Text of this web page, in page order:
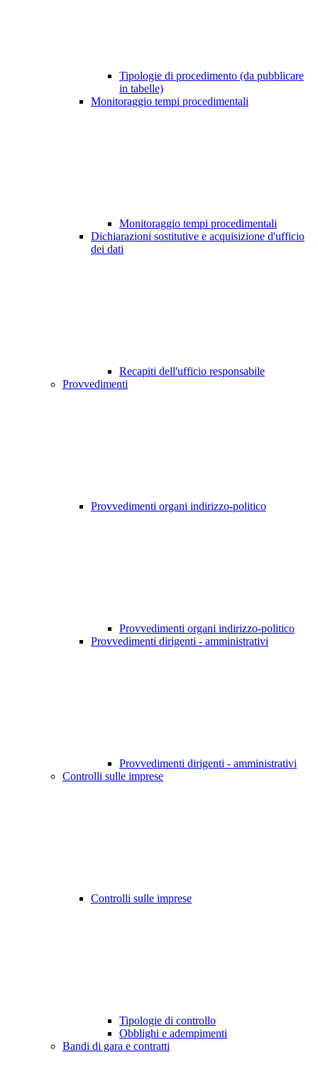
Tipologie di procedimento (da pubblicare
in tabelle)
Monitoraggio tempi procedimentali
Monitoraggio tempi procedimentali
Dichiarazioni sostitutive e acquisizione d'ufficio
dei dati
Recapiti dell'ufficio responsabile
Provvedimenti
Provvedimenti organi indirizzo-politico
Provvedimenti organi indirizzo-politico
Provvedimenti dirigenti - amministrativi
Provvedimenti dirigenti - amministrativi
Controlli sulle imprese
Controlli sulle imprese
Tipologie di controllo
Obblighi e adempimenti
Bandi di gara e contratti